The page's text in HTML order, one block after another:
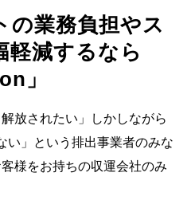
の業務負担やス
軽減するなら
」
放されたい」しかしながら
い」という排出事業者のみな
様をお持ちの収運会社のみ